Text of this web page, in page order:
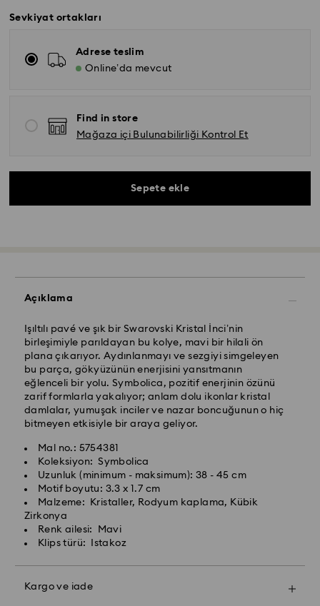
Sevkiyat ortakları
Adrese teslim
Online’da mevcut
Find in store
Mağaza içi Bulunabilirliği Kontrol Et
Sepete ekle
Açıklama
Işıltılı pavé ve şık bir Swarovski Kristal İnci’nin
birleşimiyle parıldayan bu kolye, mavi bir hilali ön
plana çıkarıyor. Aydınlanmayı ve sezgiyi simgeleyen
bu parça, gökyüzünün enerjisini yansıtmanın
eğlenceli bir yolu. Symbolica, pozitif enerjinin özünü
zarif formlarla yakalıyor; anlam dolu ikonlar kristal
damlalar, yumuşak inciler ve nazar boncuğunun o hiç
bitmeyen etkisiyle bir araya geliyor.
Mal no.: 5754381
Koleksiyon: Symbolica
Uzunluk (minimum - maksimum): 38 - 45 cm
Motif boyutu: 3.3 x 1.7 cm
Malzeme: Kristaller, Rodyum kaplama, Kübik
Zirkonya
Renk ailesi: Mavi
Klips türü: Istakoz
Kargo ve iade
Yurtiçi Kargo ve Koley Gelsin- Kolay Gelsin & Yurtiçi
Kargo
Pazartesiden cumaya saat 13.00’a (TRT) kadar
verilen siparişler aynı iş gününde işleme alınır ve
gönderilir.
Standart teslimat süresi: İşleme ve gönderimden
sonra 2-3 iş günü
Standart gönderim ücreti: 99 TL
Ücretsiz standart gönderim için alt limit: 4000 TL
Hafta sonları ve resmi tatillerde verilen siparişler bir
sonraki iş gününde işleme alınır ve gönderilir.
Postanesi (APO/FPO) adreslerine teslimat
Swarovski kristali, nazik davranılması gereken hassas
bir malzemedir. Swarovski ürününüzün uzun bir süre
boyunca ilk günkü görünümünü korumak ve hasar
almasını önlemek için lütfen aşağıdaki tavsiyeleri
inceleyin:
Takılar ve Saatler:
Çizilmeleri önlemek için takılarınızı orijinal
Metale zarar verebileceği ve kaplamanın ömrünü